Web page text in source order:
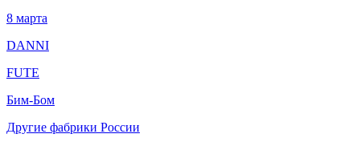
8 марта
DANNI
FUTE
Бим-Бом
Другие фабрики России